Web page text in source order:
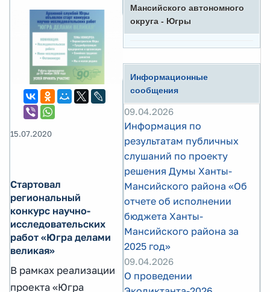
15.07.2020
Стартовал
региональный
конкурс научно-
исследовательских
работ «Югра делами
великая»
В рамках реализации
проекта «Югра
Мансийского автономного
округа - Югры
Информационные
сообщения
09.04.2026
Информация по
результатам публичных
слушаний по проекту
решения Думы Ханты-
Мансийского района «Об
отчете об исполнении
бюджета Ханты-
Мансийского района за
2025 год»
09.04.2026
О проведении